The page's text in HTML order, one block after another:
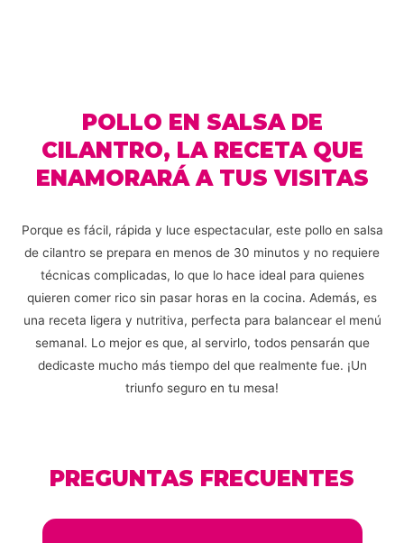
POLLO EN SALSA DE
CILANTRO, LA RECETA QUE
ENAMORARÁ A TUS VISITAS
Porque es fácil, rápida y luce espectacular, este pollo en salsa
de cilantro se prepara en menos de 30 minutos y no requiere
técnicas complicadas, lo que lo hace ideal para quienes
quieren comer rico sin pasar horas en la cocina. Además, es
una receta ligera y nutritiva, perfecta para balancear el menú
semanal. Lo mejor es que, al servirlo, todos pensarán que
dedicaste mucho más tiempo del que realmente fue. ¡Un
triunfo seguro en tu mesa!
PREGUNTAS FRECUENTES